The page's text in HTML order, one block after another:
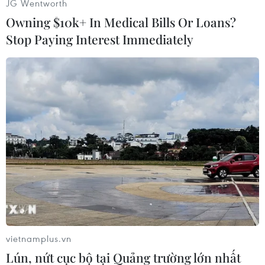
(Vnews/Vietnam+)
#COVID-19
#Cải tạo
#Giường bệnh
#Trường Đại học Sao Đỏ.
JG Wentworth
Owning $10k+ In Medical Bills Or Loans?
Stop Paying Interest Immediately
vietnamplus.vn
Lún, nứt cục bộ tại Quảng trường lớn nhất